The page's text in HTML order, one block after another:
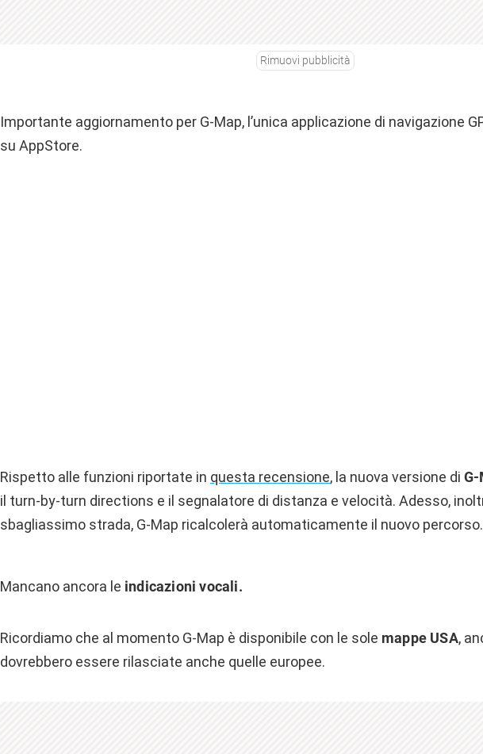
Rimuovi pubblicità
Importante aggiornamento per G-Map, l’unica applicazione di navigazione
su AppStore.
Rispetto alle funzioni riportate in questa recensione, la nuova versione di
il turn-by-turn directions e il segnalatore di distanza e velocità. Adesso,
sbagliassimo strada, G-Map ricalcolerà automaticamente il nuovo percorso.
Mancano ancora le indicazioni vocali.
Ricordiamo che al momento G-Map è disponibile con le sole mappe USA,
dovrebbero essere rilasciate anche quelle europee.